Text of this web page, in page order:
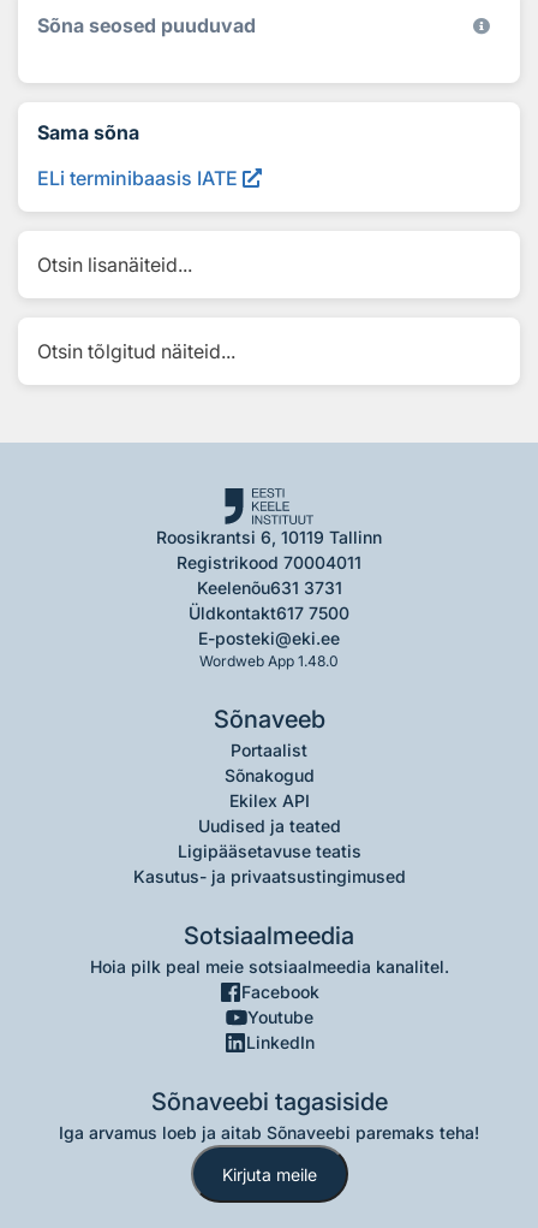
Sõna seosed puuduvad
Sama sõna
ELi terminibaasis IATE
Otsin lisanäiteid...
Otsin tõlgitud näiteid...
Roosikrantsi 6, 10119 Tallinn
Registrikood 70004011
Keelenõu631 3731
Üldkontakt617 7500
E-posteki@eki.ee
Wordweb App 1.48.0
Sõnaveeb
Portaalist
Sõnakogud
Ekilex API
Uudised ja teated
Ligipääsetavuse teatis
Kasutus- ja privaatsustingimused
Sotsiaalmeedia
Hoia pilk peal meie sotsiaalmeedia kanalitel.
Facebook
Youtube
LinkedIn
Sõnaveebi tagasiside
Iga arvamus loeb ja aitab Sõnaveebi paremaks teha!
Kirjuta meile